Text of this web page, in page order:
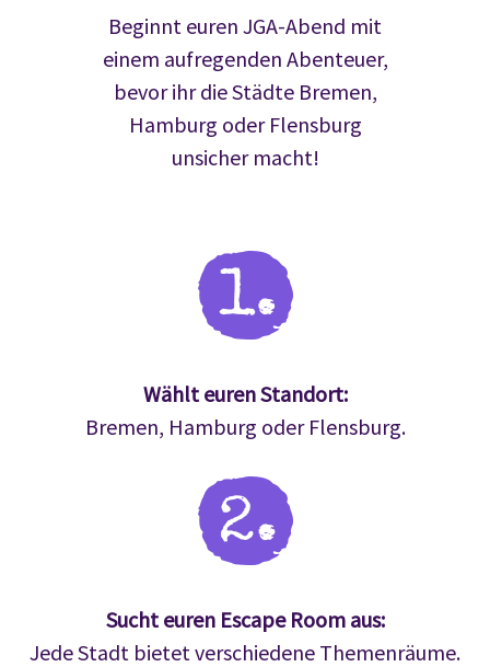
Beginnt euren JGA-Abend mit
einem aufregenden Abenteuer,
bevor ihr die Städte Bremen,
Hamburg oder Flensburg
unsicher macht!
Wählt euren Standort:
Bremen, Hamburg oder Flensburg.
Sucht euren Escape Room aus:
Jede Stadt bietet verschiedene Themenräume.